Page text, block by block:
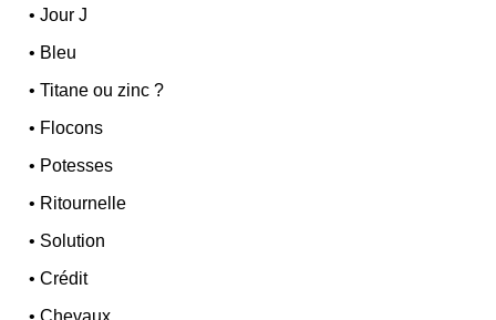
•Jour J
• Bleu
•Titane ou zinc ?
• Flocons
• Potesses
• Ritournelle
• Solution
•Crédit
•Chevaux